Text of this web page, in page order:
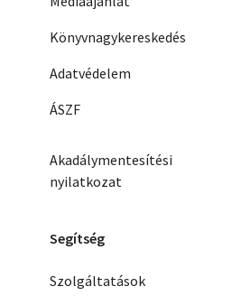
Könyvnagykereskedés
Adatvédelem
ÁSZF
Akadálymentesítési
nyilatkozat
Segítség
Szolgáltatások